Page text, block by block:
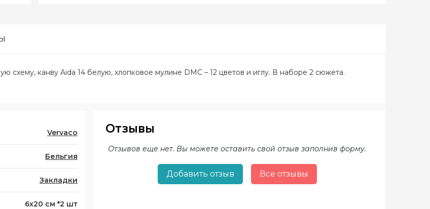
схему, канву Aida 14 белую, хлопковое мулине DMC – 12 цветов и иглу. В наборе 2 сюжета.
Vervaco
Бельгия
Закладки
6x20 см *2 шт
Отзывы
Отзывов еще нет. Вы можете оставить свой отзыв заполнив форму.
Добавить отзыв Все отзывы